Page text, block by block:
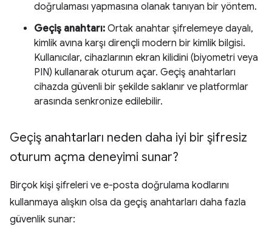
doğrulaması yapmasına olanak tanıyan bir yöntem.
Geçiş anahtarı: Ortak anahtar şifrelemeye dayalı,
kimlik avına karşı dirençli modern bir kimlik bilgisi.
Kullanıcılar, cihazlarının ekran kilidini (biyometri veya
PIN) kullanarak oturum açar. Geçiş anahtarları
cihazda güvenli bir şekilde saklanır ve platformlar
arasında senkronize edilebilir.
Geçiş anahtarları neden daha iyi bir şifresiz
oturum açma deneyimi sunar?
Birçok kişi şifreleri ve e-posta doğrulama kodlarını
kullanmaya alışkın olsa da geçiş anahtarları daha fazla
güvenlik sunar: